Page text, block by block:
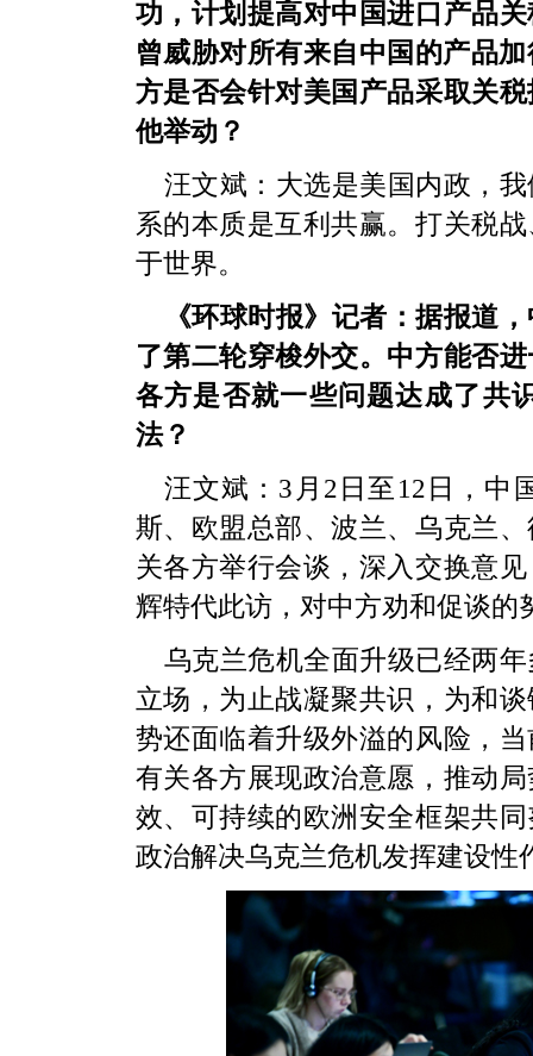
功，计划提高对中国进口产品
曾威胁对所有来自中国的产品
方是否会针对美国产品采取关
他举动？
汪文斌： 大选是美国内政，
系的本质是互利共赢。打关税
于世界。
《环球时报》记者：据报道
了第二轮穿梭外交。中方能否
各方是否就一些问题达成了共
法？
汪文斌： 3月2日至12日，中
斯、欧盟总部、波兰、乌克兰
关各方举行会谈，深入交换意
辉特代此访，对中方劝和促谈的
乌克兰危机全面升级已经两
立场，为止战凝聚共识，为和
势还面临着升级外溢的风险，
有关各方展现政治意愿，推动
效、可持续的欧洲安全框架共
政治解决乌克兰危机发挥建设性